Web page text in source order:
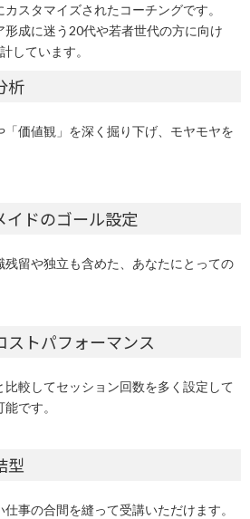
スタマイズされたコーチングです。
成に迷う20代や若者世代の方に向け
しています。
析
「価値観」を深く掘り下げ、モヤモヤを
イドのゴール設定
留や独立も含めた、あなたにとっての
ストパフォーマンス
較してセッション回数を多く設定して
です。
型
事の合間を縫って受講いただけます。